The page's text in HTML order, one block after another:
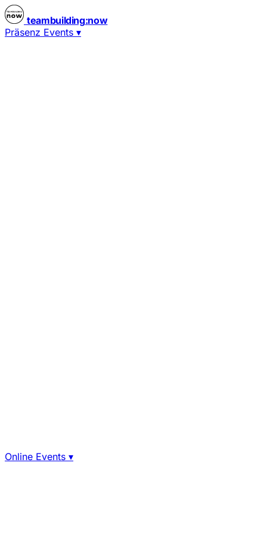
teambuilding:now
Präsenz Events ▾
Online Events ▾